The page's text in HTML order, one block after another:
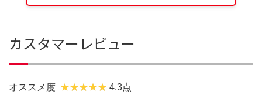
カスタマーレビュー
オススメ度 4.3点